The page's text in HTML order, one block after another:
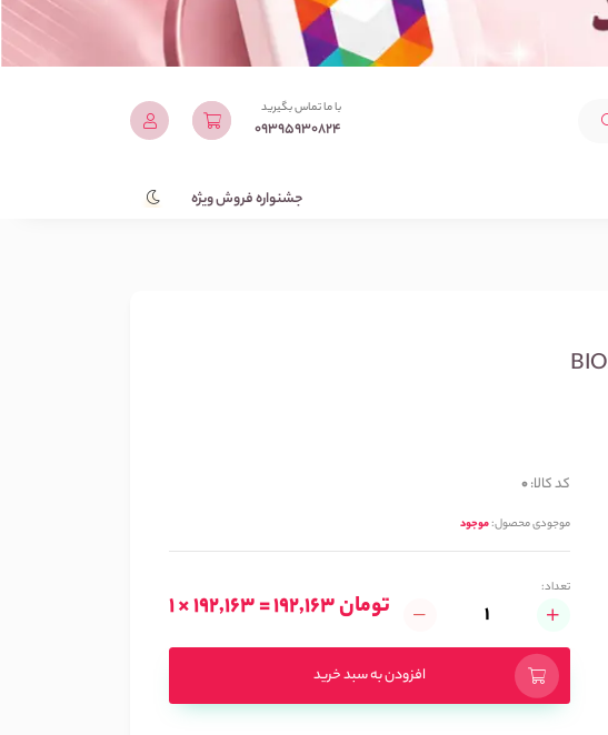
با ما تماس بگیرید
09395930824
جشنواره فروش ویژه
کد کالا:0
موجودی محصول:موجود
تعداد:
1 × 192,163 = 192,163 تومان
افزودن به سبد خرید